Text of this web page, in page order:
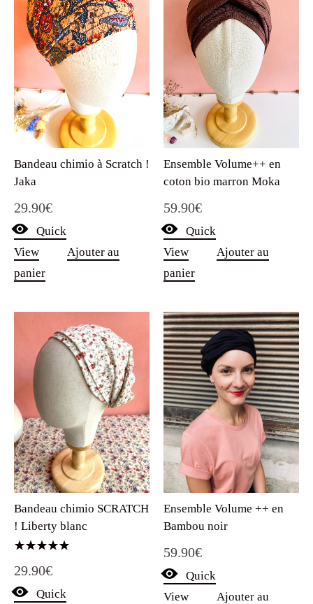
Bandeau chimio à Scratch !
Jaka
29.90€
Quick
View
Ajouter au
panier
Ensemble Volume++ en
coton bio marron Moka
59.90€
Quick
View
Ajouter au
panier
Bandeau chimio SCRATCH
! Liberty blanc
5.00
sur 5
29.90€
Quick
Ensemble Volume ++ en
Bambou noir
59.90€
Quick
View
Ajouter au